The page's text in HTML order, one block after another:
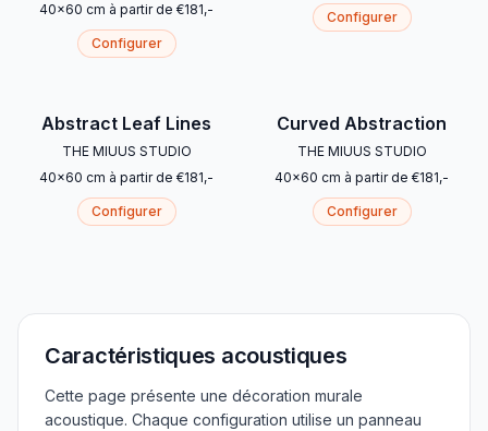
40x60 cm à partir de €181,-
Configurer
Configurer
Abstract Leaf Lines
THE MIUUS STUDIO
40x60 cm à partir de €181,-
Configurer
Curved Abstraction
THE MIUUS STUDIO
40x60 cm à partir de €181,-
Configurer
Caractéristiques acoustiques
Cette page présente une décoration murale
acoustique. Chaque configuration utilise un panneau